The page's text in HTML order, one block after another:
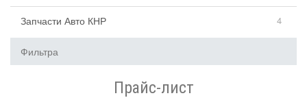
Запчасти Авто КНР 4
Фильтра
Прайс-лист